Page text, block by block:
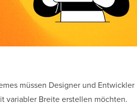
müssen Designer und Entwickler
variabler Breite erstellen möchten.